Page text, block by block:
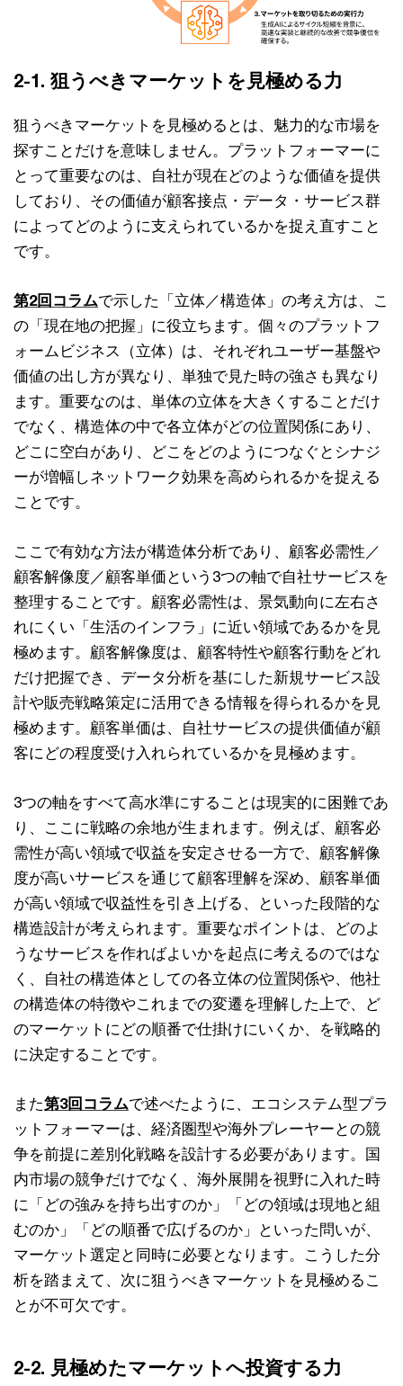
2-1. 狙うべきマーケットを見極める力
狙うべきマーケットを見極めるとは、魅力的な市場を
探すことだけを意味しません。プラットフォーマーに
とって重要なのは、自社が現在どのような価値を提供
しており、その価値が顧客接点・データ・サービス群
によってどのように支えられているかを捉え直すこと
です。
第2回コラムで示した「立体／構造体」の考え方は、こ
の「現在地の把握」に役立ちます。個々のプラットフ
ォームビジネス（立体）は、それぞれユーザー基盤や
価値の出し方が異なり、単独で見た時の強さも異なり
ます。重要なのは、単体の立体を大きくすることだけ
でなく、構造体の中で各立体がどの位置関係にあり、
どこに空白があり、どこをどのようにつなぐとシナジ
ーが増幅しネットワーク効果を高められるかを捉える
ことです。
ここで有効な方法が構造体分析であり、顧客必需性／
顧客解像度／顧客単価という3つの軸で自社サービスを
整理することです。顧客必需性は、景気動向に左右さ
れにくい「生活のインフラ」に近い領域であるかを見
極めます。顧客解像度は、顧客特性や顧客行動をどれ
だけ把握でき、データ分析を基にした新規サービス設
計や販売戦略策定に活用できる情報を得られるかを見
極めます。顧客単価は、自社サービスの提供価値が顧
客にどの程度受け入れられているかを見極めます。
3つの軸をすべて高水準にすることは現実的に困難であ
り、ここに戦略の余地が生まれます。例えば、顧客必
需性が高い領域で収益を安定させる一方で、顧客解像
度が高いサービスを通じて顧客理解を深め、顧客単価
が高い領域で収益性を引き上げる、といった段階的な
構造設計が考えられます。重要なポイントは、どのよ
うなサービスを作ればよいかを起点に考えるのではな
く、自社の構造体としての各立体の位置関係や、他社
の構造体の特徴やこれまでの変遷を理解した上で、ど
のマーケットにどの順番で仕掛けにいくか、を戦略的
に決定することです。
また第3回コラムで述べたように、エコシステム型プラ
ットフォーマーは、経済圏型や海外プレーヤーとの競
争を前提に差別化戦略を設計する必要があります。国
内市場の競争だけでなく、海外展開を視野に入れた時
に「どの強みを持ち出すのか」「どの領域は現地と組
むのか」「どの順番で広げるのか」といった問いが、
マーケット選定と同時に必要となります。こうした分
析を踏まえて、次に狙うべきマーケットを見極めるこ
とが不可欠です。
2-2. 見極めたマーケットへ投資する力